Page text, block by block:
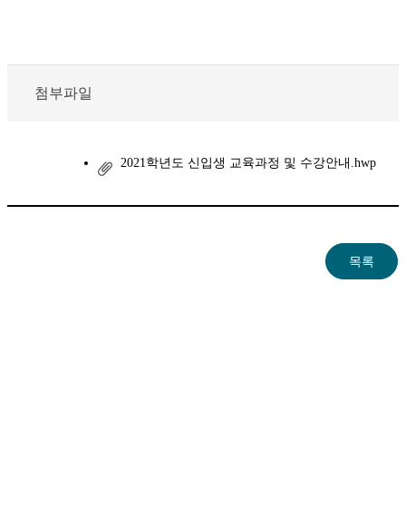
첨부파일
2021학년도 신입생 교육과정 및 수강안내.hwp